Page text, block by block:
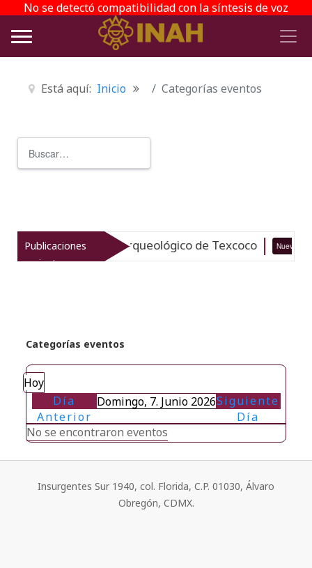
No se detectó compatibilidad con la síntesis de voz
Está aquí: Inicio Categorías eventos
Publicaciones
recientes
el patrimonio arqueológico de Texcoco Nuevo
Categorías eventos
Hoy
Día
Anterior
Domingo, 7. Junio 2026Siguiente
Día
No se encontraron eventos
Insurgentes Sur 1940, col. Florida, C.P. 01030, Álvaro
Obregón, CDMX.